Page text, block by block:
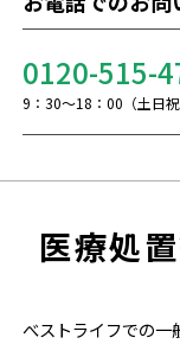
0120-515-
9：30～18：00（土日
医療処
べストライフでの一